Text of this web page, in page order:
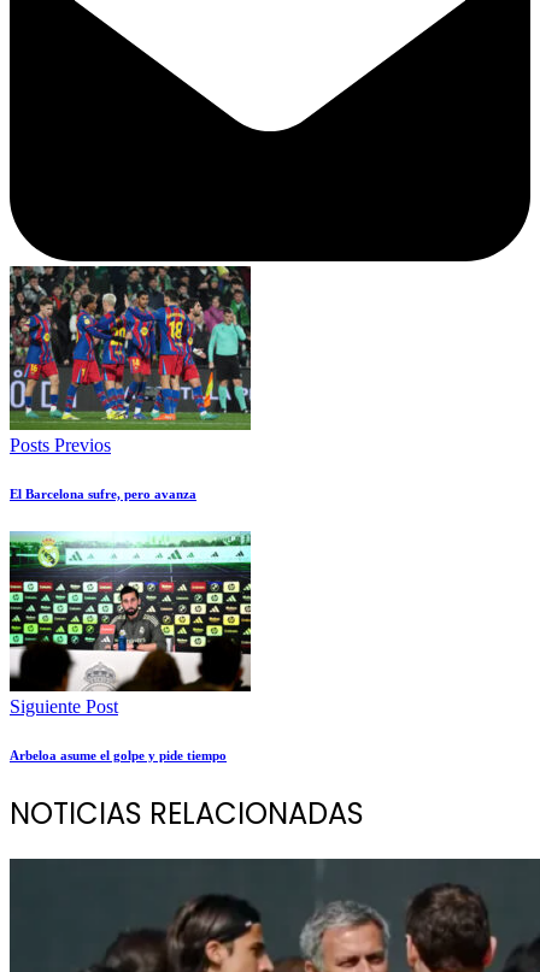
Posts Previos
El Barcelona sufre, pero avanza
Siguiente Post
Arbeloa asume el golpe y pide tiempo
NOTICIAS RELACIONADAS